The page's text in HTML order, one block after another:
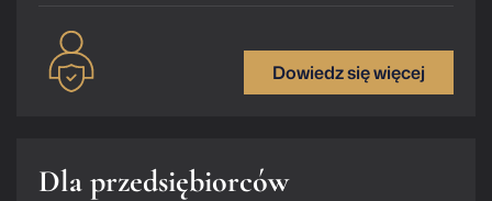
Dowiedz się więcej
Dla przedsiębiorców